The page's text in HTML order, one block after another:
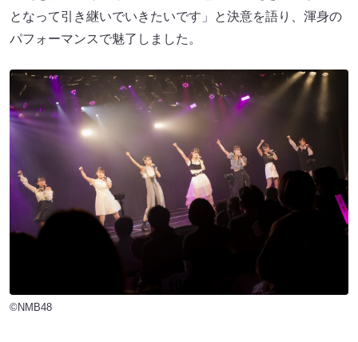
となって引き継いでいきたいです」と決意を語り、渾身の
パフォーマンスで魅了しました。
©NMB48